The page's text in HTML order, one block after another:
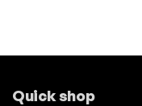
Quick shop